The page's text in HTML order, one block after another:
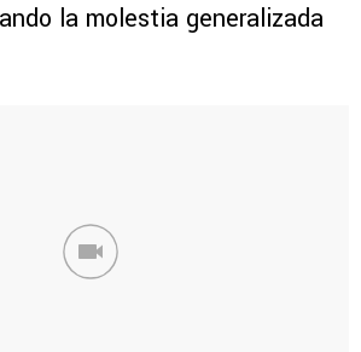
la molestia generalizada